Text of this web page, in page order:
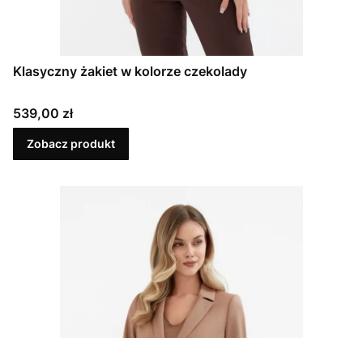
Klasyczny żakiet w kolorze czekolady
Cena
539,00 zł
Zobacz produkt